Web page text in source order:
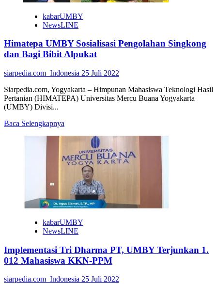
kabarUMBY
NewsLINE
Himatepa UMBY Sosialisasi Pengolahan Singkong
dan Bagi Bibit Alpukat
siarpedia.com_Indonesia 25 Juli 2022
Siarpedia.com, Yogyakarta – Himpunan Mahasiswa Teknologi Hasil
Pertanian (HIMATEPA) Universitas Mercu Buana Yogyakarta
(UMBY) Divisi...
Baca Selengkapnya
about
Himatepa
UMBY
Sosialisasi
Pengolahan
Singkong
dan
Bagi
Bibit
Alpukat
kabarUMBY
NewsLINE
Implementasi Tri Dharma PT, UMBY Terjunkan 1.
012 Mahasiswa KKN-PPM
siarpedia.com_Indonesia 25 Juli 2022